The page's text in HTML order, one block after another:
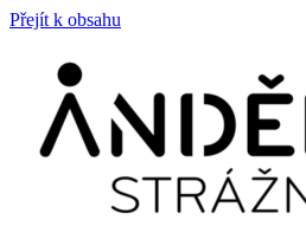
Přejít k obsahu